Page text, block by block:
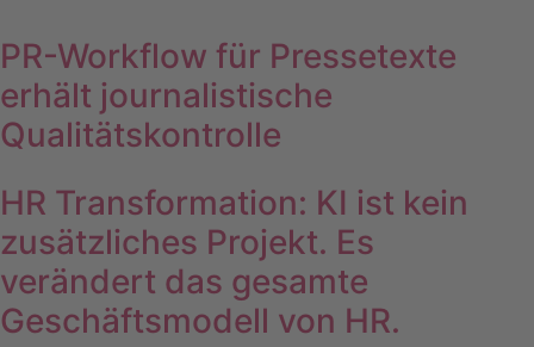
PR-Workflow für Pressetexte
erhält journalistische
Qualitätskontrolle
HR Transformation: KI ist kein
zusätzliches Projekt. Es
verändert das gesamte
Geschäftsmodell von HR.